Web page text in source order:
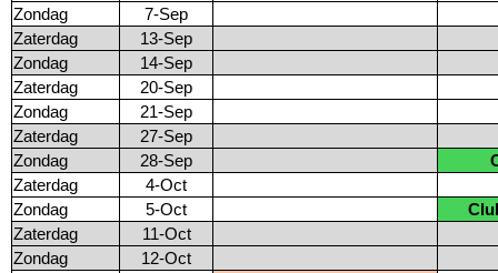
Zondag
7-Sep
Zaterdag
13-Sep
Zondag
14-Sep
Zaterdag
20-Sep
Zondag
21-Sep
Zaterdag
27-Sep
Zondag
28-Sep
Zaterdag
4-Oct
Zondag
5-Oct
Zaterdag
11-Oct
Zondag
12-Oct